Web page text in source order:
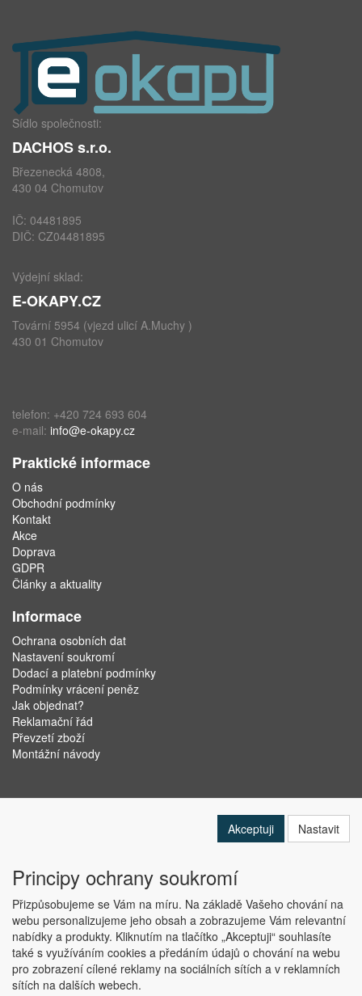
Sídlo společnosti:
DACHOS s.r.o.
Březenecká 4808,
430 04 Chomutov
IČ: 04481895
DIČ: CZ04481895
Výdejní sklad:
E-OKAPY.CZ
Tovární 5954 (vjezd ulicí A.Muchy )
430 01 Chomutov
telefon: +420 724 693 604
e-mail: info@e-okapy.cz
Praktické informace
O nás
Obchodní podmínky
Kontakt
Akce
Doprava
GDPR
Články a aktuality
Informace
Ochrana osobních dat
Nastavení soukromí
Dodací a platební podmínky
Podmínky vrácení peněz
Jak objednat?
Reklamační řád
Převzetí zboží
Montážní návody
Copyright © ABRA Software a.s. 2019
Akceptuji Nastavit
Principy ochrany soukromí
Přizpůsobujeme se Vám na míru. Na základě Vašeho chování na
webu personalizujeme jeho obsah a zobrazujeme Vám relevantní
nabídky a produkty. Kliknutím na tlačítko „Akceptuji“ souhlasíte
také s využíváním cookies a předáním údajů o chování na webu
pro zobrazení cílené reklamy na sociálních sítích a v reklamních
sítích na dalších webech.